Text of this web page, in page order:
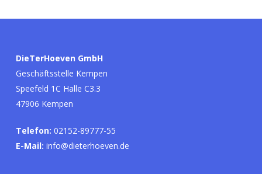
DieTerHoeven GmbH
Geschäftsstelle Kempen
Speefeld 1C Halle C3.3
47906 Kempen
Telefon: 02152-89777-55
E-Mail: info@dieterhoeven.de